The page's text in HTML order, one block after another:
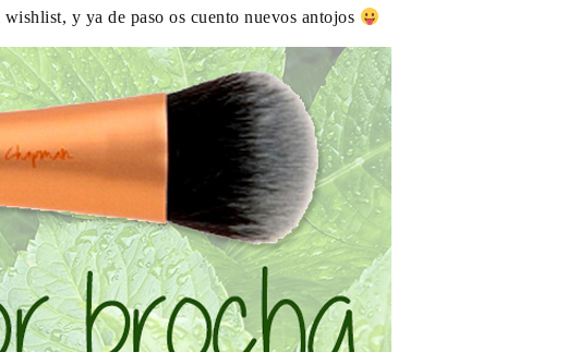
y ya de paso os cuento nuevos antojos